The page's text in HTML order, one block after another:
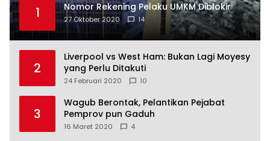
1 Nomor Rekening Pelaku UMKM Diblokir
27 Oktober 2020 14
2
Liverpool vs West Ham: Bukan Lagi Moyesy
yang Perlu Ditakuti
24 Februari 2020 10
3
Wagub Berontak, Pelantikan Pejabat
Pemprov pun Gaduh
16 Maret 2020 4